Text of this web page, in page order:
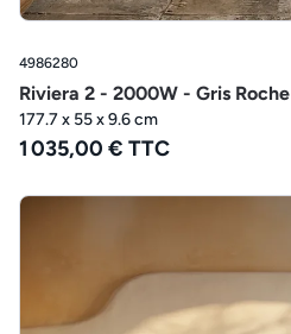
4986280
Riviera 2 - 2000W - Gris Roche
177.7 x 55 x 9.6 cm
1 035,00 € TTC